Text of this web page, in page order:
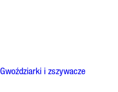
Gwoździarki i zszywacze